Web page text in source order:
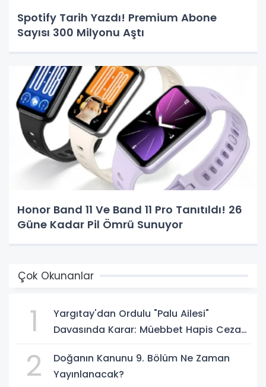
Spotify Tarih Yazdı! Premium Abone
Sayısı 300 Milyonu Aştı
Honor Band 11 Ve Band 11 Pro Tanıtıldı! 26
Güne Kadar Pil Ömrü Sunuyor
Çok Okunanlar
1
Yargıtay'dan Ordulu "Palu Ailesi"
Davasında Karar: Müebbet Hapis Cezası
2
Doğanın Kanunu 9. Bölüm Ne Zaman
Yayınlanacak?